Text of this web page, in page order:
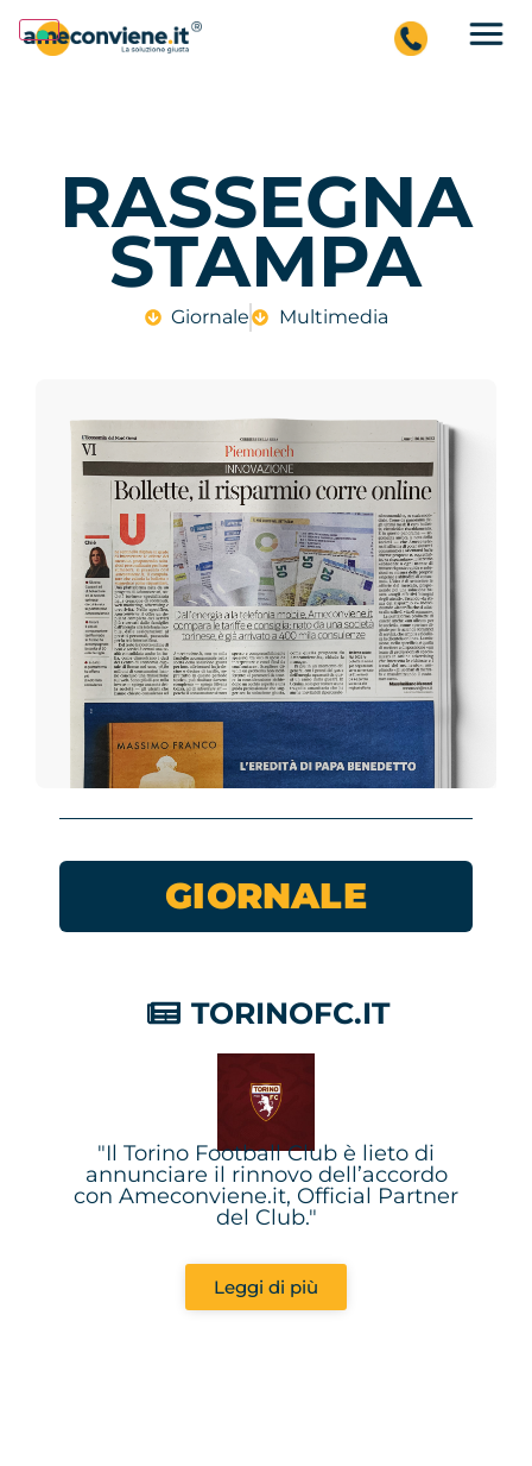
RASSEGNA
STAMPA
Giornale Multimedia
GIORNALE
TORINOFC.IT
"Il Torino Football Club è lieto di
annunciare il rinnovo dell’accordo
con Ameconviene.it, Official Partner
del Club."
Leggi di più